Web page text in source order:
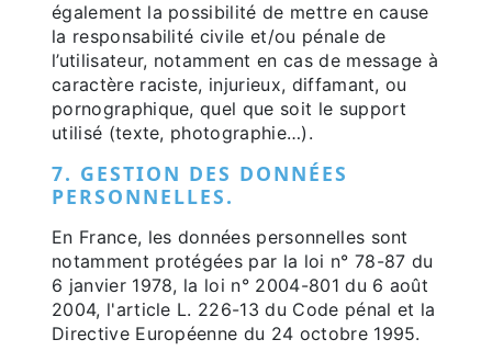
également la possibilité de mettre en cause
la responsabilité civile et/ou pénale de
l’utilisateur, notamment en cas de message à
caractère raciste, injurieux, diffamant, ou
pornographique, quel que soit le support
utilisé (texte, photographie…).
7. GESTION DES DONNÉES
PERSONNELLES.
En France, les données personnelles sont
notamment protégées par la loi n° 78-87 du
6 janvier 1978, la loi n° 2004-801 du 6 août
2004, l'article L. 226-13 du Code pénal et la
Directive Européenne du 24 octobre 1995.